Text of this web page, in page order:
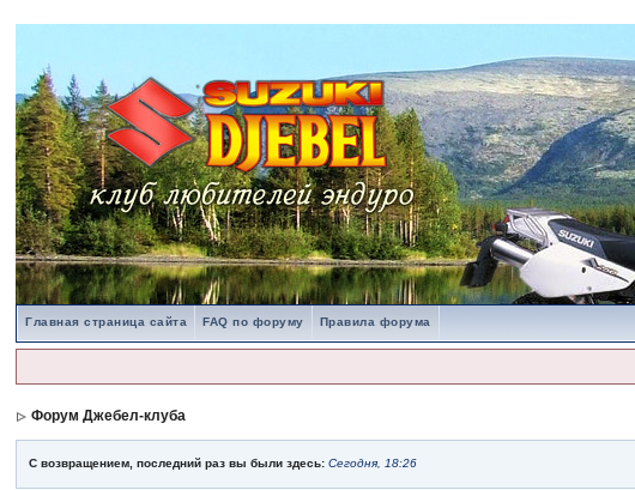
Главная страница сайта FAQ по форуму Правила форума
Форум Джебел-клуба
С возвращением, последний раз вы были здесь:Сегодня, 18:26